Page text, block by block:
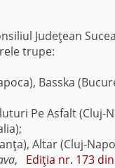
Judeţean
trupe:
Basska
Pe Asfalt (Cluj-
Altar (Cluj-
, Ediţia nr. 173